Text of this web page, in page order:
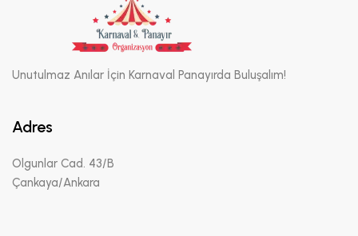
Unutulmaz Anılar İçin Karnaval Panayırda Buluşalım!
Adres
Olgunlar Cad. 43/B
Çankaya/Ankara